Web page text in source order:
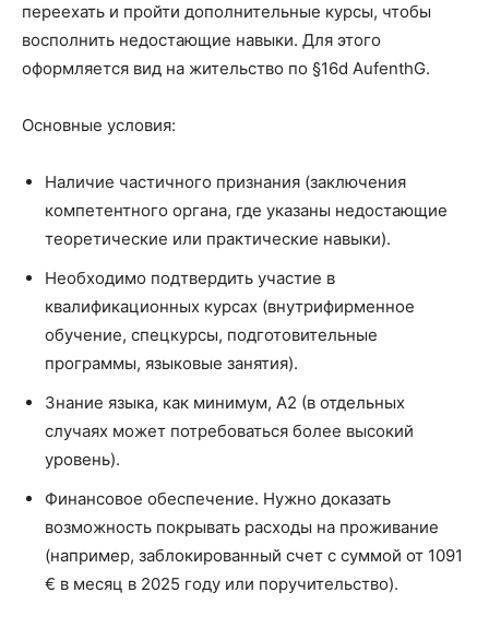
переехать и пройти дополнительные курсы, чтобы
восполнить недостающие навыки. Для этого
оформляется вид на жительство по §16d AufenthG.
Основные условия:
Наличие частичного признания (заключения
компетентного органа, где указаны недостающие
теоретические или практические навыки).
Необходимо подтвердить участие в
квалификационных курсах (внутрифирменное
обучение, спецкурсы, подготовительные
программы, языковые занятия).
Знание языка, как минимум, A2 (в отдельных
случаях может потребоваться более высокий
уровень).
Финансовое обеспечение. Нужно доказать
возможность покрывать расходы на проживание
(например, заблокированный счет с суммой от 1091
€ в месяц в 2025 году или поручительство).